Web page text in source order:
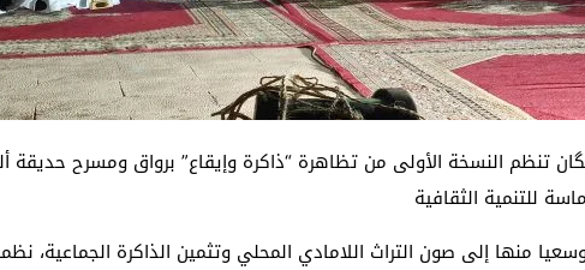
تنظم النسخة الأولى من تظاهرة “ذاكرة وإيقاع” برواق ومسرح حديقة
للتنمية الثقافية
منها إلى صون التراث اللامادي المحلي وتثمين الذاكرة الجماعية،